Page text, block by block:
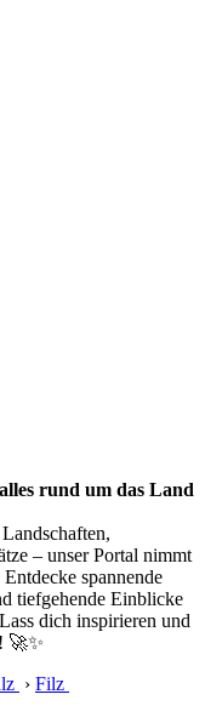
rund um das Land
– unser Portal nimmt
spannende
tiefgehende Einblicke
dich inspirieren und
🚀✨
› Filz